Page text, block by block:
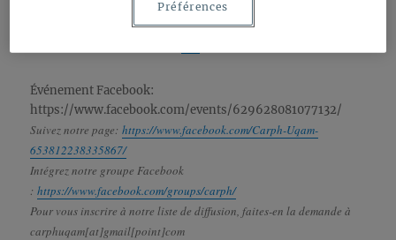
(16-18 octobre), sur le thème «Irruption du sexuel».
Événement Facebook:
https://www.facebook.com/events/629628081077132/
Suivez notre page:https://www.facebook.com/Carph-Uqam-
653812238335867/
Intégrez notre groupe Facebook
:https://www.facebook.com/groups/carph/
Pour vous inscrire à notre liste de diffusion, faites-en la demande à
carphuqam[at]gmail[point]com
Préférences